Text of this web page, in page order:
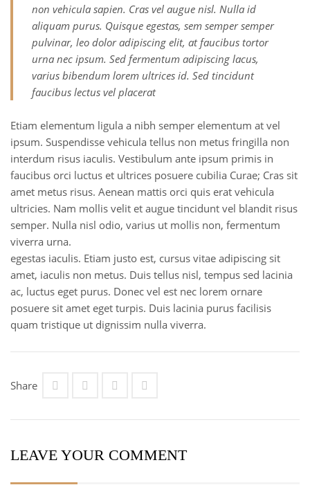
non vehicula sapien. Cras vel augue nisl. Nulla id
aliquam purus. Quisque egestas, sem semper semper
pulvinar, leo dolor adipiscing elit, at faucibus tortor
urna nec ipsum. Sed fermentum adipiscing lacus,
varius bibendum lorem ultrices id. Sed tincidunt
faucibus lectus vel placerat
Etiam elementum ligula a nibh semper elementum at vel
ipsum. Suspendisse vehicula tellus non metus fringilla non
interdum risus iaculis. Vestibulum ante ipsum primis in
faucibus orci luctus et ultrices posuere cubilia Curae; Cras sit
amet metus risus. Aenean mattis orci quis erat vehicula
ultricies. Nam mollis velit et augue tincidunt vel blandit risus
semper. Nulla nisl odio, varius ut mollis non, fermentum
viverra urna.
egestas iaculis. Etiam justo est, cursus vitae adipiscing sit
amet, iaculis non metus. Duis tellus nisl, tempus sed lacinia
ac, luctus eget purus. Donec vel est nec lorem ornare
posuere sit amet eget turpis. Duis lacinia purus facilisis
quam tristique ut dignissim nulla viverra.
Share
LEAVE YOUR COMMENT